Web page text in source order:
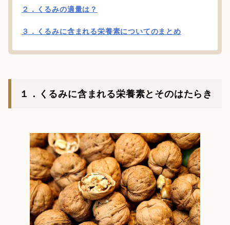
２．くるみの適量は？
３．くるみに含まれる栄養素についてのまとめ
１．くるみに含まれる栄養素とそのはたらき